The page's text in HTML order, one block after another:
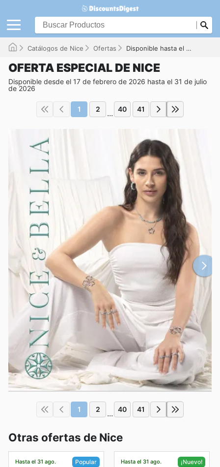
Catálogos de Nice Ofertas Disponible hasta el 31/07/2026
OFERTA ESPECIAL DE NICE
Disponible desde el 17 de febrero de 2026 hasta el 31 de julio
de 2026
1 2 ... 40 41
1 2 ... 40 41
Otras ofertas de Nice
Hasta el 31 ago. Popular Hasta el 31 ago. ¡Nuevo!